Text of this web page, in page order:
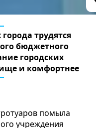
трудятся
бюджетного
городских
и комфортнее
помыла
учреждения